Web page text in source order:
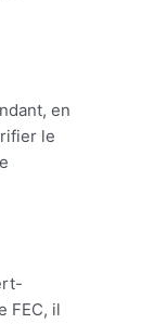
en
le
FEC, il